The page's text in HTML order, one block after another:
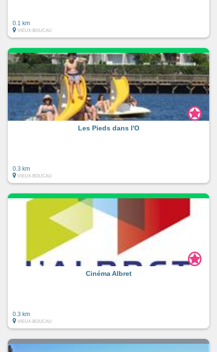
0.1 km
VIEUX-BOUCAU
Les Pieds dans l'O
0.3 km
VIEUX-BOUCAU
Cinéma Albret
0.3 km
VIEUX-BOUCAU